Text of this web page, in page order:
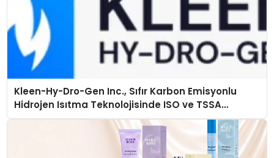
Kleen-Hy-Dro-Gen Inc., Sıfır Karbon Emisyonlu
Hidrojen Isıtma Teknolojisinde ISO ve TSSA
Düzenleyici Onaylarını Aldı